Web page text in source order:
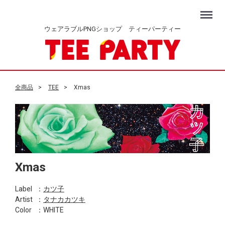
ウェアラブルPNGショップ ティーパーティー
Menu
全商品 TEE Xmas
Xmas
Label ： カツ子
Artist
： タナカカツキ
Color
：WHITE